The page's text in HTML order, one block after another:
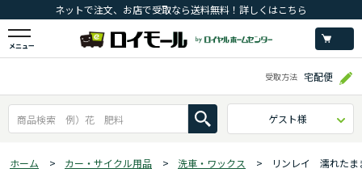
ネットで注文、お店で受取なら送料無料！詳しくはこちら
メニュー
受取方法 宅配便
ゲスト様
ホーム > カー・サイクル用品 > 洗車・ワックス > リンレイ 濡れた